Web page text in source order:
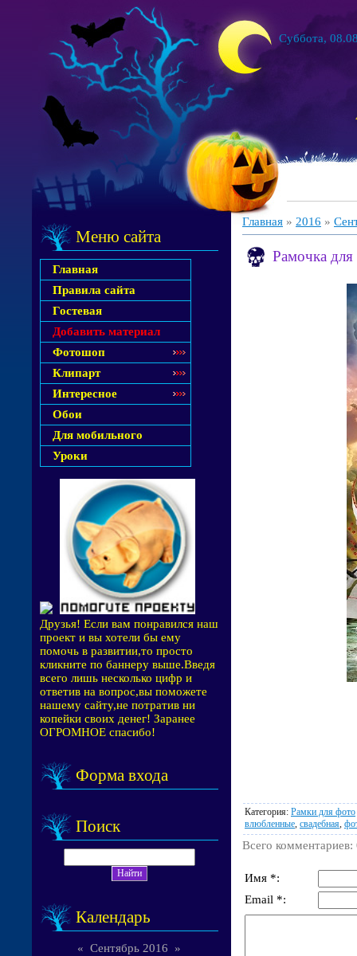
Суббота,
Меню сайта
Главная
Правила сайта
Гостевая
Добавить материал
Фотошоп
Клипарт
Интересное
Обои
Для мобильного
Уроки
Друзья! Если вам понравился наш
проект и вы хотели бы ему
помочь в развитии,то просто
кликните по баннеру выше.Введя
всего лишь несколько цифр и
ответив на вопрос,вы поможете
нашему сайту,не потратив ни
копейки своих денег! Заранее
ОГРОМНОЕ спасибо!
Форма входа
Поиск
Календарь
« Сентябрь 2016
»
Главная » 2016 »
Рамочка
Категория: Рамки для фото
влюбленные свадебная
Всего комментариев:
Имя *:
Email *: